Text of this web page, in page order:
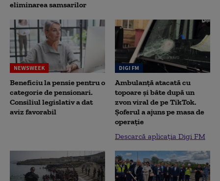
eliminarea samsarilor
NEWSWEEK
Beneficiu la pensie pentru o
categorie de pensionari.
Consiliul legislativ a dat
aviz favorabil
DIGI FM
Ambulanță atacată cu
topoare și bâte după un
zvon viral de pe TikTok.
Șoferul a ajuns pe masa de
operație
Descarcă aplicația Digi FM